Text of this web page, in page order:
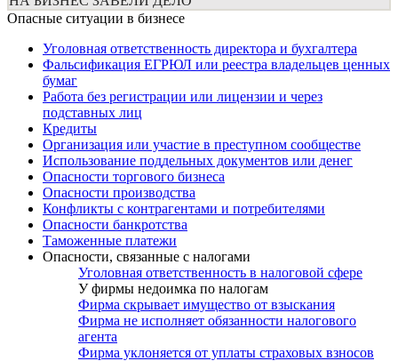
Опасные ситуации в бизнесе
Уголовная ответственность директора и бухгалтера
Фальсификация ЕГРЮЛ или реестра владельцев ценных
бумаг
Работа без регистрации или лицензии и через
подставных лиц
Кредиты
Организация или участие в преступном сообществе
Использование поддельных документов или денег
Опасности торгового бизнеса
Опасности производства
Конфликты с контрагентами и потребителями
Опасности банкротства
Таможенные платежи
Опасности, связанные с налогами
Уголовная ответственность в налоговой сфере
У фирмы недоимка по налогам
Фирма скрывает имущество от взыскания
Фирма не исполняет обязанности налогового
агента
Фирма уклоняется от уплаты страховых взносов